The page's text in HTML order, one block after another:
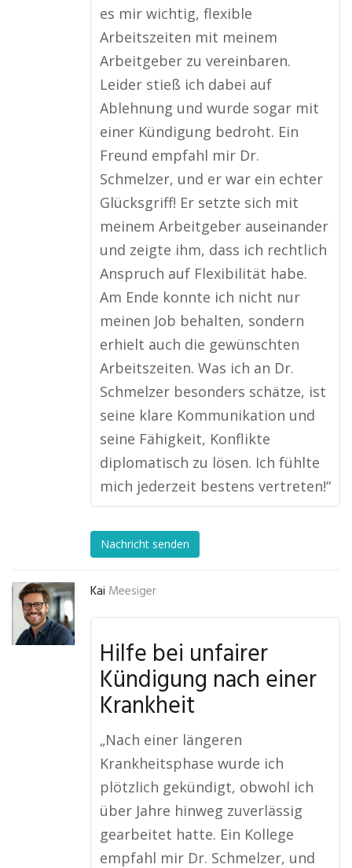
es mir wichtig, flexible
Arbeitszeiten mit meinem
Arbeitgeber zu vereinbaren.
Leider stieß ich dabei auf
Ablehnung und wurde sogar mit
einer Kündigung bedroht. Ein
Freund empfahl mir Dr.
Schmelzer, und er war ein echter
Glücksgriff! Er setzte sich mit
meinem Arbeitgeber auseinander
und zeigte ihm, dass ich rechtlich
Anspruch auf Flexibilität habe.
Am Ende konnte ich nicht nur
meinen Job behalten, sondern
erhielt auch die gewünschten
Arbeitszeiten. Was ich an Dr.
Schmelzer besonders schätze, ist
seine klare Kommunikation und
seine Fähigkeit, Konflikte
diplomatisch zu lösen. Ich fühlte
mich jederzeit bestens vertreten!“
Nachricht senden
Kai Meesiger
Hilfe bei unfairer
Kündigung nach einer
Krankheit
„Nach einer längeren
Krankheitsphase wurde ich
plötzlich gekündigt, obwohl ich
über Jahre hinweg zuverlässig
gearbeitet hatte. Ein Kollege
empfahl mir Dr. Schmelzer, und